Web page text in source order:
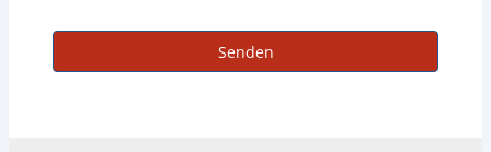
Senden